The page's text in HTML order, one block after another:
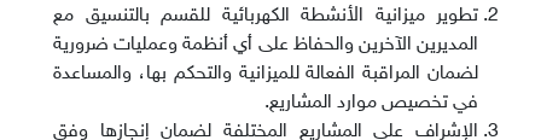
تطوير ميزانية الأنشطة الكهربائية للقسم بالتنسيق مع
المديرين الآخرين والحفاظ على أي أنظمة وعمليات ضرورية
لضمان المراقبة الفعالة للميزانية والتحكم بها، والمساعدة
في تخصيص موارد المشاريع.
الإشراف على المشاريع المختلفة لضمان إنجازها وفق